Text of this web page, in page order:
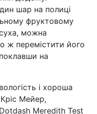
шар на полиці
фруктовому
можна
ж перемістити його
на
і хороша
Мейер,
Meredith Test